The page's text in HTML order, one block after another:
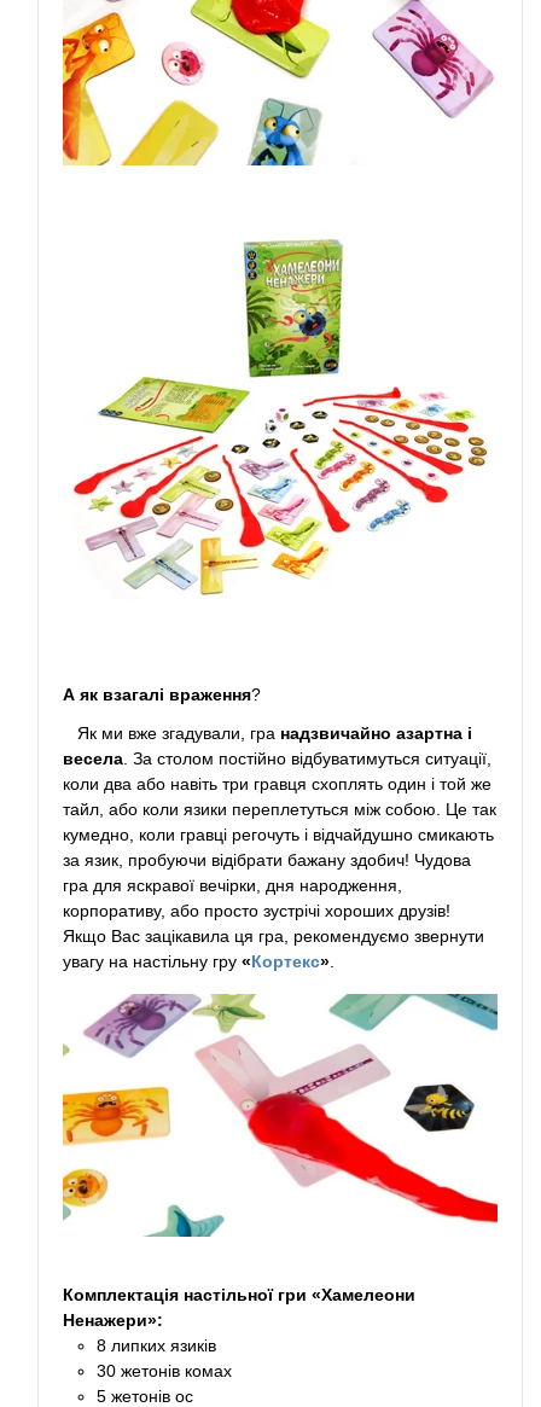
А як взагалі враження?
Як ми вже згадували, гра надзвичайно азартна і
весела. За столом постійно відбуватимуться ситуації,
коли два або навіть три гравця схоплять один і той же
тайл, або коли язики переплетуться між собою. Це так
кумедно, коли гравці регочуть і відчайдушно смикають
за язик, пробуючи відібрати бажану здобич! Чудова
гра для яскравої вечірки, дня народження,
корпоративу, або просто зустрічі хороших друзів!
Якщо Вас зацікавила ця гра, рекомендуємо звернути
увагу на настільну гру «Кортекс».
Комплектація настільної гри «Хамелеони
Ненажери»:
8 липких язиків
30 жетонів комах
5 жетонів ос